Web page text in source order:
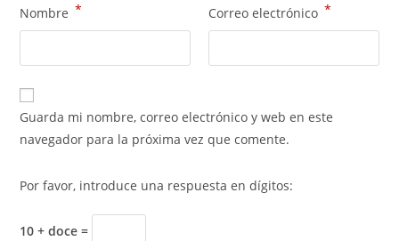
Nombre * Correo electrónico *
Guarda mi nombre, correo electrónico y web en este
navegador para la próxima vez que comente.
Por favor, introduce una respuesta en dígitos:
10 + doce =